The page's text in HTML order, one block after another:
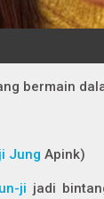
bermain
Jung Apink)
ji jadi